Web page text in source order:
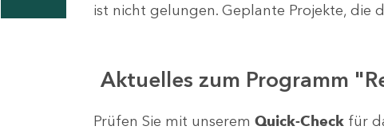
ist nicht gelungen. Geplante Projekte, die
Aktuelles zum Programm
Prüfen Sie mit unserem Quick-Check für